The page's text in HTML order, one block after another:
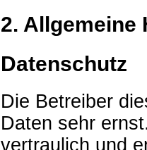
2. Allgemeine
Datenschutz
Die Betreiber
Daten sehr
vertraulich und